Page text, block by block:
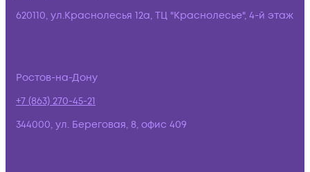
620110, ул.Краснолесья 12а, ТЦ "Краснолесье", 4-й этаж
Ростов-на-Дону
+7 (863) 270-45-21
344000, ул. Береговая, 8, офис 409